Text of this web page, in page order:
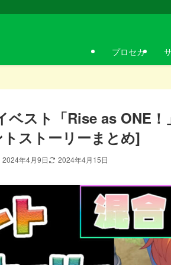
プロセカ
ベスト「Rise as ONE
ストーリーまとめ]
2024年4月9日 2024年4月15日